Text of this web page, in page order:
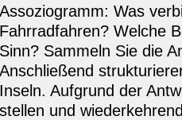
Assoziogramm: Was
Fahrradfahren? Welche
Sinn? Sammeln Sie die
Anschließend
Inseln. Aufgrund der
stellen und